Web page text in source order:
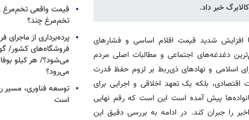
افزایش شدید قیمت اقلام اساسی و فشارهای
دغدغه‌های اجتماعی و مطالبات اصلی مردم
اسلامی و نهادهای ذی‌ربط بر لزوم حفظ قدرت
اقتصادی، بلکه یک تعهد اخلاقی و اجرایی برای
پیش آمده است این است که رقم نهایی
را جبران کند. در ادامه به بررسی دقیق این
قیمت واقعی تخم‌مرغ
تخم‌مرغ چند؟
پرده‌برداری از
فروشگاه‌های کشور/
می‌شود؟/ هر کیلو
می‌رود؟
توسعه فناوری،
است